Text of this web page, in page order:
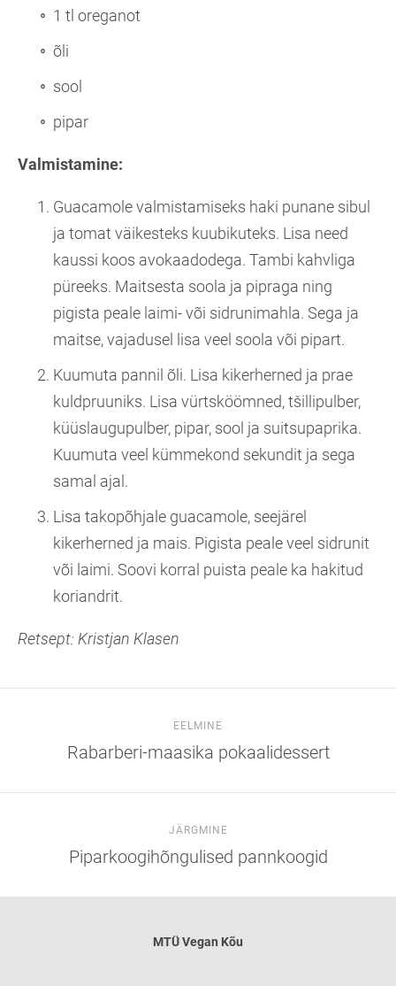
1 tl oreganot
õli
sool
pipar
Valmistamine:
Guacamole valmistamiseks haki punane sibul
ja tomat väikesteks kuubikuteks. Lisa need
kaussi koos avokaadodega. Tambi kahvliga
püreeks. Maitsesta soola ja pipraga ning
pigista peale laimi- või sidrunimahla. Sega ja
maitse, vajadusel lisa veel soola või pipart.
Kuumuta pannil õli. Lisa kikerherned ja prae
kuldpruuniks. Lisa vürtsköömned, tšillipulber,
küüslaugupulber, pipar, sool ja suitsupaprika.
Kuumuta veel kümmekond sekundit ja sega
samal ajal.
Lisa takopõhjale guacamole, seejärel
kikerherned ja mais. Pigista peale veel sidrunit
või laimi. Soovi korral puista peale ka hakitud
koriandrit.
Retsept: Kristjan Klasen
EELMINE
Rabarberi-maasika pokaalidessert
JÄRGMINE
Piparkoogihõngulised pannkoogid
MTÜVegan Kõu